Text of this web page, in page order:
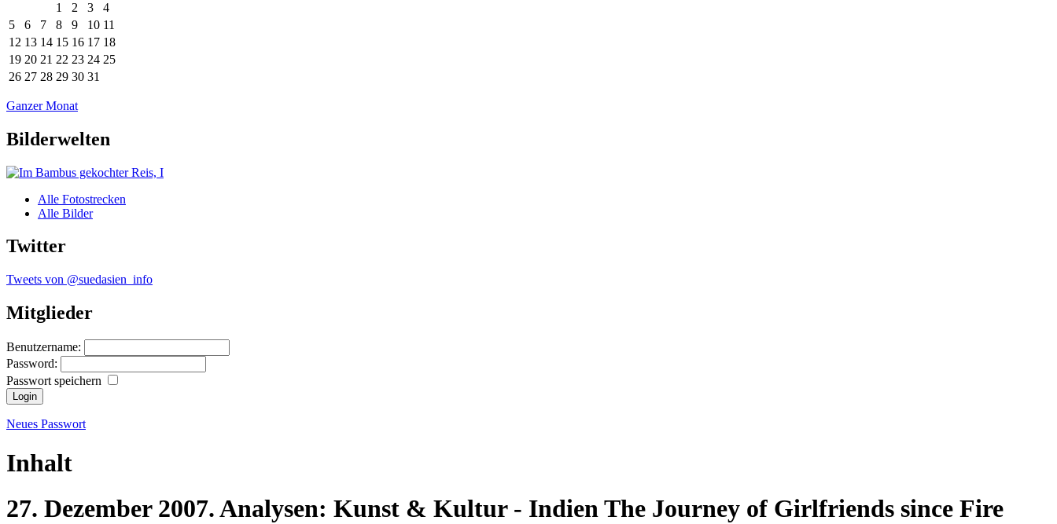
1
2 3
4
5
6 7 8 9 10 11
12 13 14 15 16 17 18
19 20 21 22 23 24 25
26 27 28 29 30 31
Ganzer Monat
Bilderwelten
Alle Fotostrecken
Alle Bilder
Twitter
Tweets von @suedasien_info
Mitglieder
Benutzername:
Password:
Passwort speichern
Neues Passwort
Inhalt
27. Dezember 2007.Analysen: Kunst & Kultur - Indien The Journey of Girlfriends since Fire